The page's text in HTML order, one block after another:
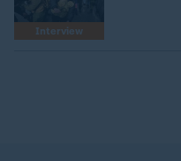
Interview